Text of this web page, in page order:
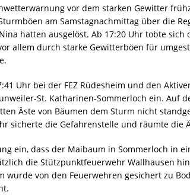
vor dem starken Gewitter
am Samstagnachmittag über die
hatten ausgelöst. Ab 17:20 Uhr tobte
allem durch starke Gewitterböen für
Uhr bei der FEZ Rüdesheim und den
St. Katharinen-Sommerloch ein. Auf
Äste von Bäumen dem Sturm nicht
sicherte die Gefahrenstelle und räumte die
ein, dass der Maibaum in Sommerloch in
die Stützpunktfeuerwehr Wallhausen
wurde von den Feuerwehren gesichert zu